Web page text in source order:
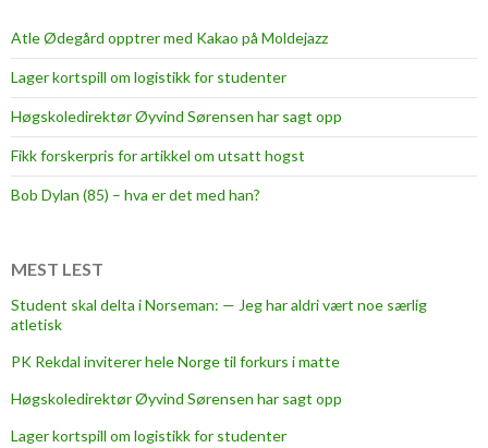
i
-
Atle Ødegård opptrer med Kakao på Moldejazz
Lager kortspill om logistikk for studenter
Høgskoledirektør Øyvind Sørensen har sagt opp
Fikk forskerpris for artikkel om utsatt hogst
Bob Dylan (85) – hva er det med han?
MEST LEST
Student skal delta i Norseman: — Jeg har aldri vært noe særlig
atletisk
PK Rekdal inviterer hele Norge til forkurs i matte
Høgskoledirektør Øyvind Sørensen har sagt opp
Lager kortspill om logistikk for studenter